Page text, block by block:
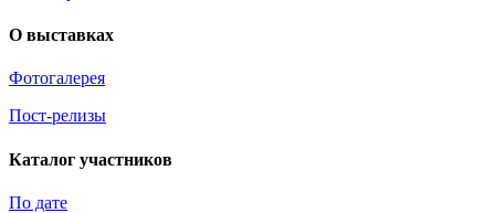
О выставках
Фотогалерея
Пост-релизы
Каталог участников
По дате